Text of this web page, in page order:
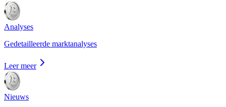
Analyses
Gedetailleerde marktanalyses
Leer meer
Nieuws